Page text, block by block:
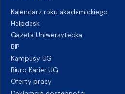
Kalendarz roku akademickiego
Helpdesk
Gazeta Uniwersytecka
BIP
Kampusy UG
Biuro Karier UG
Oferty pracy